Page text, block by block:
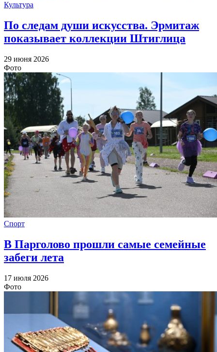
Культура
По следам души искусства. Эрмитаж
показывает коллекции Штиглица
29 июня 2026
Фото
Спорт
В Парголово прошли самые семейные
забеги лета
17 июля 2026
Фото